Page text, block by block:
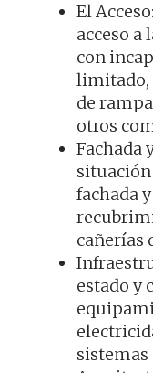
El
acceso a
con
limitado,
de
otros
Fachada
situación
fachada
cañerías
estado y